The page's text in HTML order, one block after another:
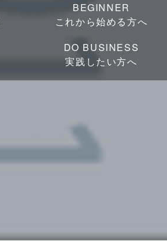
BEGINNER
これから始める方へ
DO BUSINESS
実践したい方へ